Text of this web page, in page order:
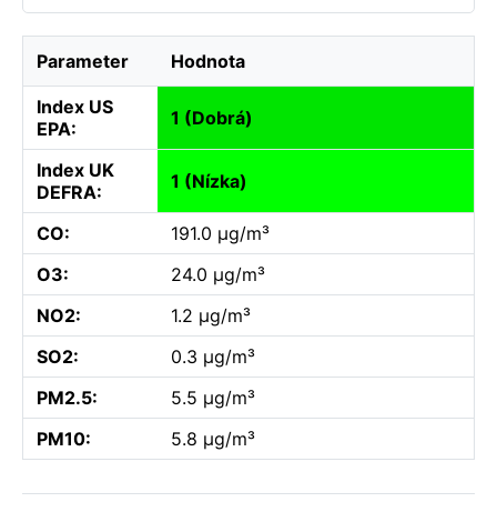
Parameter Hodnota
Index US
EPA:
1 (Dobrá)
Index UK
DEFRA:
1 (Nízka)
CO:
191.0 µg/m³
O3:
24.0 µg/m³
NO2:
1.2 µg/m³
SO2:
0.3 µg/m³
PM2.5:
5.5 µg/m³
PM10:
5.8 µg/m³